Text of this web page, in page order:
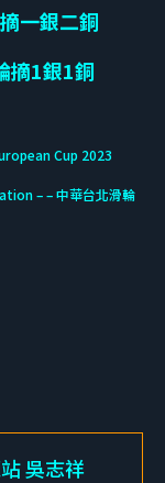
一銀二銅
摘1銀1銅
Cup 2023
– – 中華台北滑輪
吳志祥